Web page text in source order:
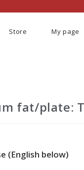
Store My page
fat/plate:
(English below)